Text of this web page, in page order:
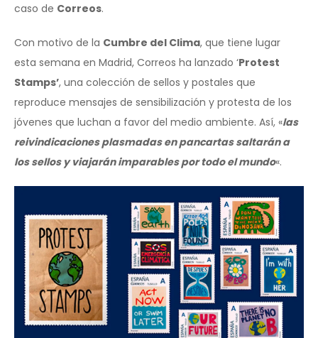
caso de Correos.
Con motivo de la Cumbre del Clima, que tiene lugar
esta semana en Madrid, Correos ha lanzado ‘Protest
Stamps’, una colección de sellos y postales que
reproduce mensajes de sensibilización y protesta de los
jóvenes que luchan a favor del medio ambiente. Así, «las
reivindicaciones plasmadas en pancartas saltarán a
los sellos y viajarán imparables por todo el mundo«.